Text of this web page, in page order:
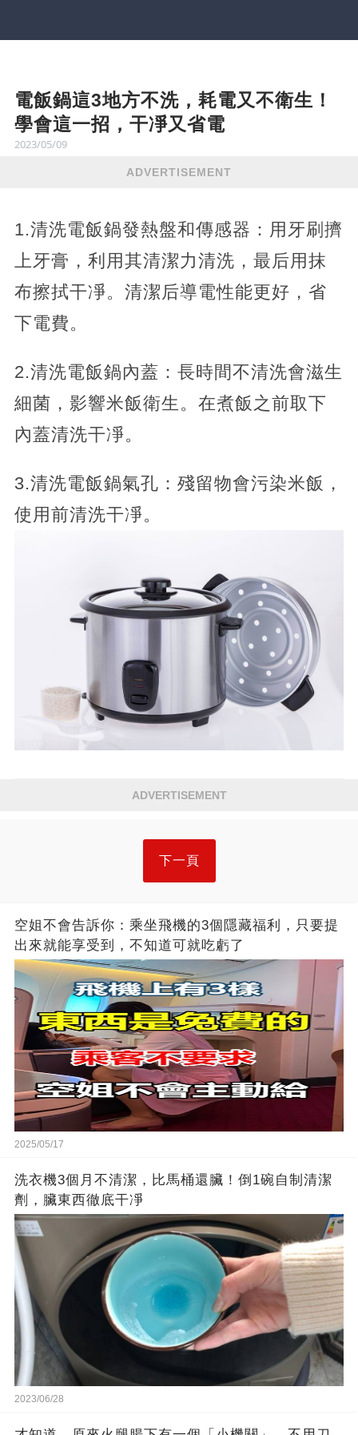
電飯鍋這3地方不洗，耗電又不衛生！
學會這一招，干凈又省電
2023/05/09
ADVERTISEMENT
1.清洗電飯鍋發熱盤和傳感器：用牙刷擠
上牙膏，利用其清潔力清洗，最后用抹
布擦拭干凈。清潔后導電性能更好，省
下電費。
2.清洗電飯鍋內蓋：長時間不清洗會滋生
細菌，影響米飯衛生。在煮飯之前取下
內蓋清洗干凈。
3.清洗電飯鍋氣孔：殘留物會污染米飯，
使用前清洗干凈。
ADVERTISEMENT
下一頁
空姐不會告訴你：乘坐飛機的3個隱藏福利，只要提
出來就能享受到，不知道可就吃虧了
2025/05/17
洗衣機3個月不清潔，比馬桶還臟！倒1碗自制清潔
劑，臟東西徹底干凈
2023/06/28